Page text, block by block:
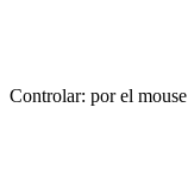
Controlar: por el mouse